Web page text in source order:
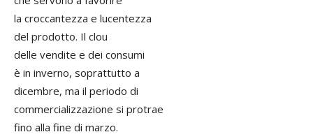
la croccantezza e lucentezza
del prodotto. Il clou
delle vendite e dei consumi
è in inverno, soprattutto a
dicembre, ma il periodo di
commercializzazione si protrae
fino alla fine di marzo.